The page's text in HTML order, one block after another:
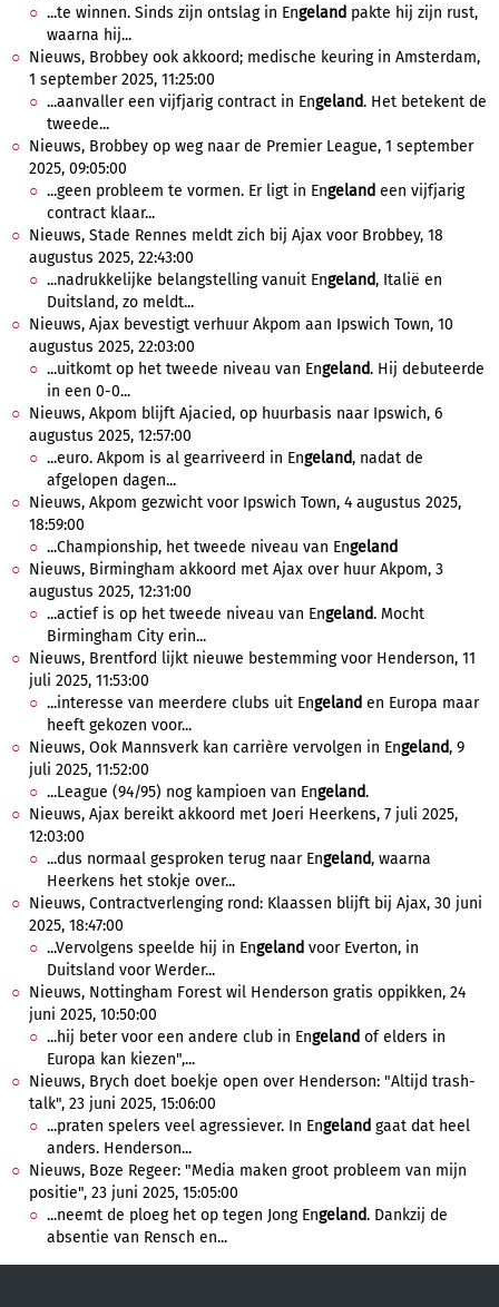
...te winnen. Sinds zijn ontslag in Engeland pakte hij zijn rust,
waarna hij...
Nieuws, Brobbey ook akkoord; medische keuring in Amsterdam,
1 september 2025, 11:25:00
...aanvaller een vijfjarig contract in Engeland. Het betekent de
tweede...
Nieuws, Brobbey op weg naar de Premier League, 1 september
2025, 09:05:00
...geen probleem te vormen. Er ligt in Engeland een vijfjarig
contract klaar...
Nieuws, Stade Rennes meldt zich bij Ajax voor Brobbey, 18
augustus 2025, 22:43:00
...nadrukkelijke belangstelling vanuit Engeland, Italië en
Duitsland, zo meldt...
Nieuws, Ajax bevestigt verhuur Akpom aan Ipswich Town, 10
augustus 2025, 22:03:00
...uitkomt op het tweede niveau van Engeland. Hij debuteerde
in een 0-0...
Nieuws, Akpom blijft Ajacied, op huurbasis naar Ipswich, 6
augustus 2025, 12:57:00
...euro. Akpom is al gearriveerd in Engeland, nadat de
afgelopen dagen...
Nieuws, Akpom gezwicht voor Ipswich Town, 4 augustus 2025,
18:59:00
...Championship, het tweede niveau van Engeland
Nieuws, Birmingham akkoord met Ajax over huur Akpom, 3
augustus 2025, 12:31:00
...actief is op het tweede niveau van Engeland. Mocht
Birmingham City erin...
Nieuws, Brentford lijkt nieuwe bestemming voor Henderson, 11
juli 2025, 11:53:00
...interesse van meerdere clubs uit Engeland en Europa maar
heeft gekozen voor...
Nieuws, Ook Mannsverk kan carrière vervolgen in Engeland, 9
juli 2025, 11:52:00
...League (94/95) nog kampioen van Engeland.
Nieuws, Ajax bereikt akkoord met Joeri Heerkens, 7 juli 2025,
12:03:00
...dus normaal gesproken terug naar Engeland, waarna
Heerkens het stokje over...
Nieuws, Contractverlenging rond: Klaassen blijft bij Ajax, 30 juni
2025, 18:47:00
...Vervolgens speelde hij in Engeland voor Everton, in
Duitsland voor Werder...
Nieuws, Nottingham Forest wil Henderson gratis oppikken, 24
juni 2025, 10:50:00
...hij beter voor een andere club in Engeland of elders in
Europa kan kiezen",...
Nieuws, Brych doet boekje open over Henderson: "Altijd trash-
talk", 23 juni 2025, 15:06:00
...praten spelers veel agressiever. In Engeland gaat dat heel
anders. Henderson...
Nieuws, Boze Regeer: "Media maken groot probleem van mijn
positie", 23 juni 2025, 15:05:00
...neemt de ploeg het op tegen Jong Engeland. Dankzij de
absentie van Rensch en...